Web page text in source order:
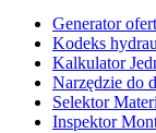
Generator
Kodeks
Kalkulator
Narzędzie do
Selektor
Inspektor